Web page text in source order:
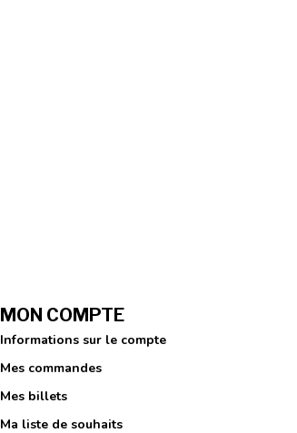
MON COMPTE
Informations sur le compte
Mes commandes
Mes billets
Ma liste de souhaits